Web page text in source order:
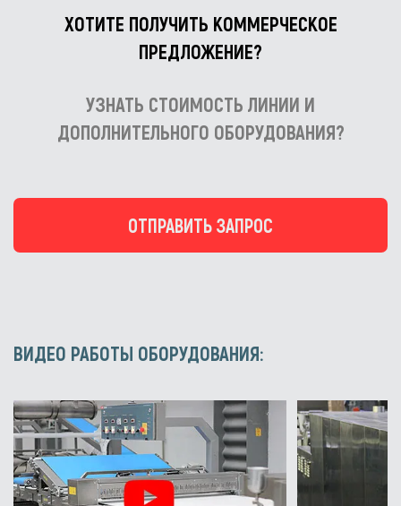
ХОТИТЕ ПОЛУЧИТЬ КОММЕРЧЕСКОЕ
ПРЕДЛОЖЕНИЕ?
УЗНАТЬ СТОИМОСТЬ ЛИНИИ И
ДОПОЛНИТЕЛЬНОГО ОБОРУДОВАНИЯ?
ОТПРАВИТЬ ЗАПРОС
ВИДЕО РАБОТЫ ОБОРУДОВАНИЯ: